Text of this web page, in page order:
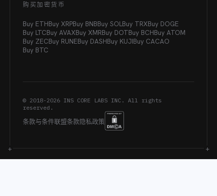
购买加密货币
Buy ETHBuy XRPBuy BNBBuy SOLBuy TRXBuy DOGE
Buy LTCBuy AVAXBuy XMRBuy DOTBuy BCHBuy ATOM
Buy ZECBuy RUNEBuy DASHBuy KUJIBuy CACAO
Buy BTC
© 2018-2026 INS CORE LABS INC. All rights
reserved.
条款与条件联盟条款隐私政策